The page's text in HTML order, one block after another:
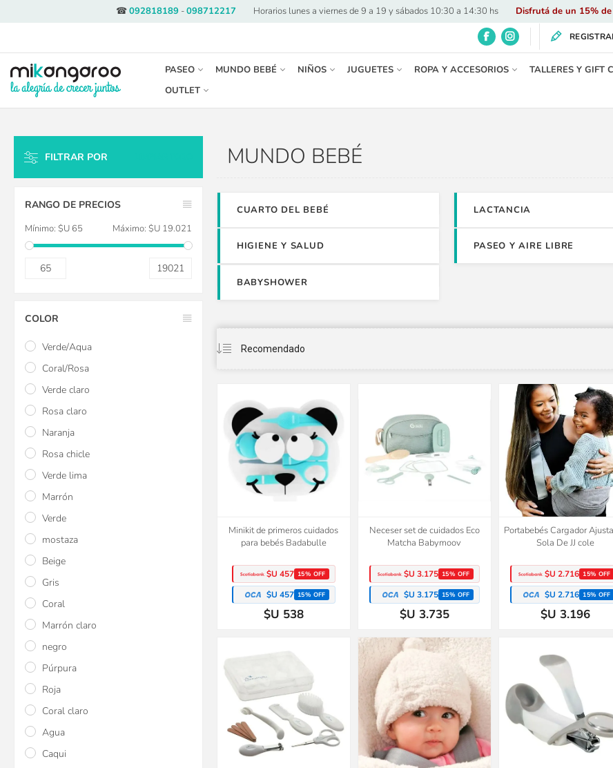
☎092818189-098712217 Horarios lunes a viernes de 9 a 19 y sábados 10:30 a 14:30 hs Disfrutá de un 15%
PASEO MUNDO BEBÉ NIÑOS JUGUETES ROPA Y ACCESORIOS TALLERES Y GIFT
OUTLET
MUNDO BEBÉ
CUARTO DEL BEBÉ LACTANCIA
HIGIENE Y SALUD PASEO Y AIRE LIBRE
BABYSHOWER
Minikit de primeros cuidados
para bebés Badabulle
$U 457 15% OFF
$U 457 15% OFF
$U 538
Neceser set de cuidados Eco
Matcha Babymoov
$U 3.175 15% OFF
$U 3.175 15% OFF
$U 3.735
Portabebés Cargador
Sola De JJ cole
$U 2.716 15% OFF
$U 2.716 15% OFF
$U 3.196
FILTRAR POR
RANGO DE PRECIOS
Mínimo: $U 65 Máximo: $U 19.021
65 19021
COLOR
Verde/Aqua
Coral/Rosa
Verde claro
Rosa claro
Naranja
Rosa chicle
Verde lima
Marrón
Verde
mostaza
Beige
Gris
Coral
Marrón claro
negro
Púrpura
Roja
Coral claro
Agua
Caqui